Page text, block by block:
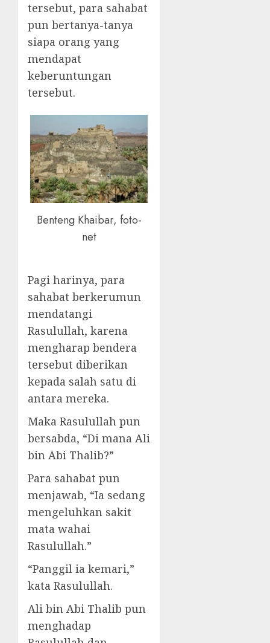
tersebut, para sahabat
pun bertanya-tanya
siapa orang yang
mendapat
keberuntungan
tersebut.
Benteng Khaibar, foto-
net
Pagi harinya, para
sahabat berkerumun
mendatangi
Rasulullah, karena
mengharap bendera
tersebut diberikan
kepada salah satu di
antara mereka.
Maka Rasulullah pun
bersabda, “Di mana Ali
bin Abi Thalib?”
Para sahabat pun
menjawab, “Ia sedang
mengeluhkan sakit
mata wahai
Rasulullah.”
“Panggil ia kemari,”
kata Rasulullah.
Ali bin Abi Thalib pun
menghadap